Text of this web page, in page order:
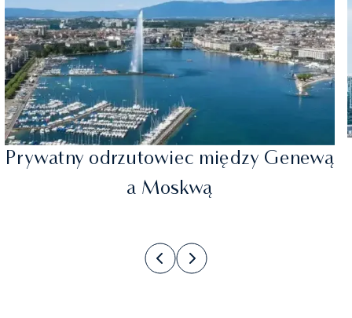
Prywatny odrzutowiec między Genewą
a Moskwą